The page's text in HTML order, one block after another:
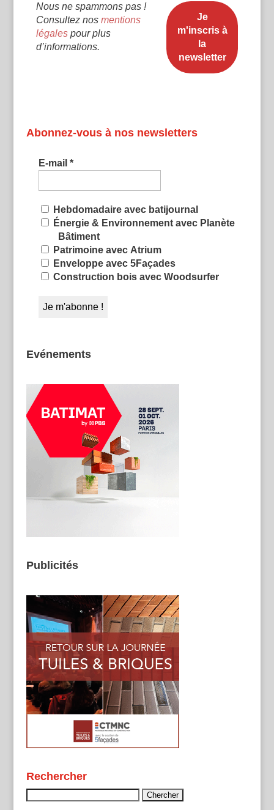
Nous ne spammons pas !
Consultez nos mentions
légalespour plus
d’informations.
Abonnez-vous à nos newsletters
E-mail *
Hebdomadaire avec batijournal
Énergie & Environnement avec Planète
Bâtiment
Patrimoine avec Atrium
Enveloppe avec 5Façades
Construction bois avec Woodsurfer
Evénements
Publicités
Rechercher